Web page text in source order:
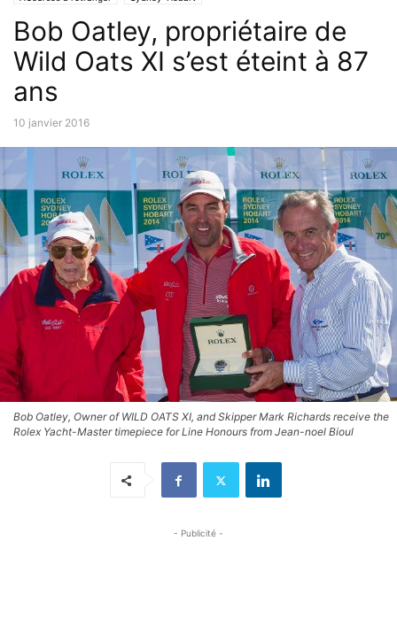
Bob Oatley, propriétaire de
Wild Oats XI s’est éteint à 87
ans
10 janvier 2016
Bob Oatley, Owner of WILD OATS XI, and Skipper Mark Richards receive the
Rolex Yacht-Master timepiece for Line Honours from Jean-noel Bioul
- Publicité -